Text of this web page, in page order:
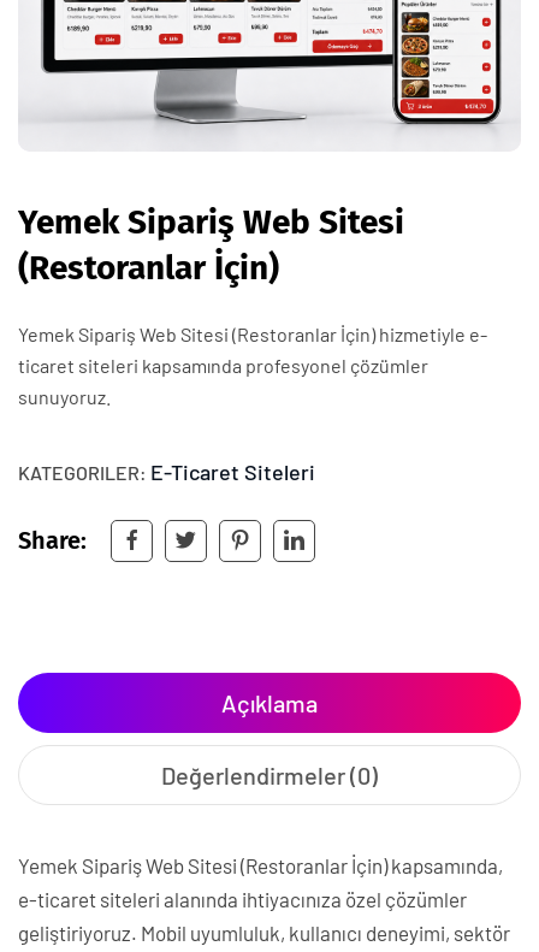
Yemek Sipariş Web Sitesi
(Restoranlar İçin)
Yemek Sipariş Web Sitesi (Restoranlar İçin) hizmetiyle e-
ticaret siteleri kapsamında profesyonel çözümler
sunuyoruz.
KATEGORILER: E-Ticaret Siteleri
Share:
Açıklama
Değerlendirmeler (0)
Yemek Sipariş Web Sitesi (Restoranlar İçin) kapsamında,
e-ticaret siteleri alanında ihtiyacınıza özel çözümler
geliştiriyoruz. Mobil uyumluluk, kullanıcı deneyimi, sektör